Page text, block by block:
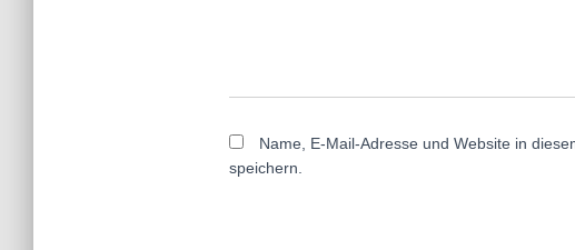
Name, E-Mail-Adresse und Website in
speichern.